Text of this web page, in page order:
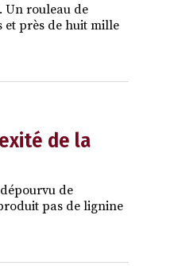
Un rouleau de
et près de huit mille
de la
de
pas de lignine